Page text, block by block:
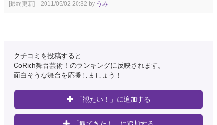
[最終更新] 2011/05/02 20:32 by うみ
クチコミを投稿すると
CoRich舞台芸術！のランキングに反映されます。
面白そうな舞台を応援しましょう！
「観たい！」に追加する